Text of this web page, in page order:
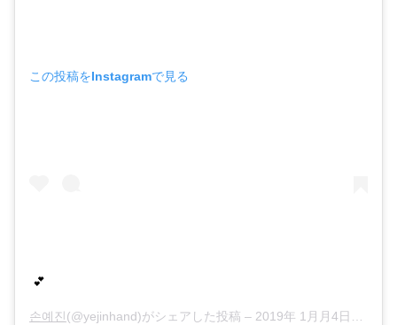
この投稿をInstagramで見る
💕
손예진 (@yejinhand)がシェアした投稿 – 2019年 1月月4日午後11時47分PST